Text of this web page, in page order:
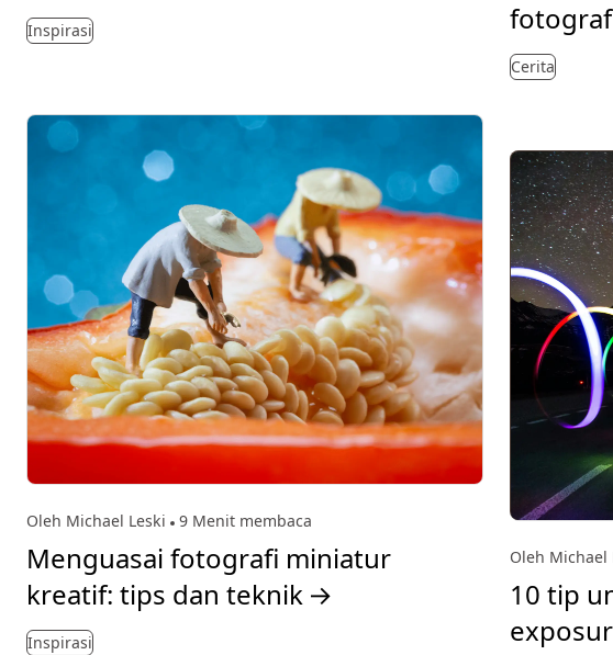
Inspirasi
Oleh Michael Leski 9 Menit membaca
Menguasai fotografi miniatur
kreatif: tips dan teknik →
Inspirasi
Cerita
Oleh Michael
10 tip